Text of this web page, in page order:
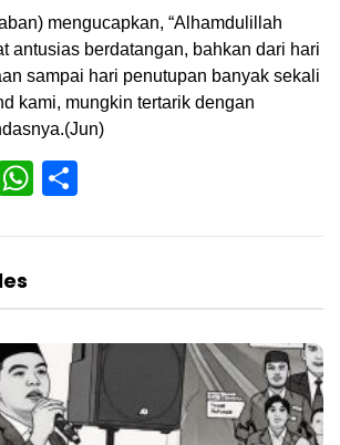
mengucapkan, “Alhamdulillah
antusias berdatangan, bahkan dari hari
sampai hari penutupan banyak sekali
kami, mungkin tertarik dengan
EmailWhatsApp